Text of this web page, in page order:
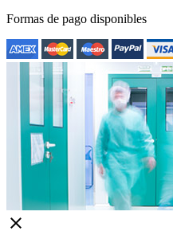
Formas de pago disponibles
close